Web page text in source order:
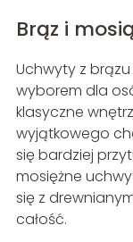
Brąz i
Uchwyty z
wyborem dla
klasyczne
wyjątkowego
się bardziej
mosiężne
się z
całość.